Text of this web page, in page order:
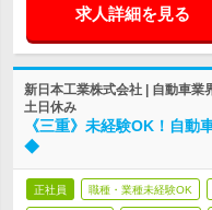
求人詳細を見る
新日本工業株式会社 | 自動車業
土日休み
《三重》未経験OK！自
◆
正社員 職種・業種未経験OK